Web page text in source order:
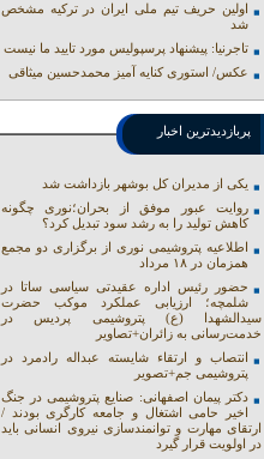
اولین حریف تیم ملی ایران در ترکیه مشخص
شد
تاجرنیا: پیشنهاد پرسپولیس مورد تایید ما نیست
عکس/ استوری کنایه آمیز محمدحسین میثاقی
پربازدیدترین اخبار
یکی از مدیران کل بوشهر بازداشت شد
روایت عبور موفق از بحران؛نوری چگونه
کاهش تولید را به رشد سود تبدیل کرد؟
اطلاعیه پتروشیمی نوری از برگزاری دو مجمع
همزمان در ۱۸ مرداد
حضور رئیس اداره عقیدتی سیاسی ساتا در
شلمچه؛ ارزیابی عملکرد موکب حضرت
سیدالشهدا (ع) پتروشیمی پردیس در
خدمت‌رسانی به زائران+تصاویر
انتصاب و ارتقاء شایسته عبداله رادمرد در
پتروشیمی جم+تصویر
دکتر پیمان اصفهانی: صنایع پتروشیمی در جنگ
اخیر حامی اشتغال و جامعه کارگری بودند /
ارتقای مهارت و توانمندسازی نیروی انسانی باید
در اولویت قرار گیرد